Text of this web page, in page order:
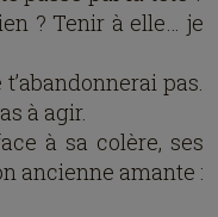
? Tenir à elle… je
pas.
à agir.
à sa colère, ses
ancienne amante :